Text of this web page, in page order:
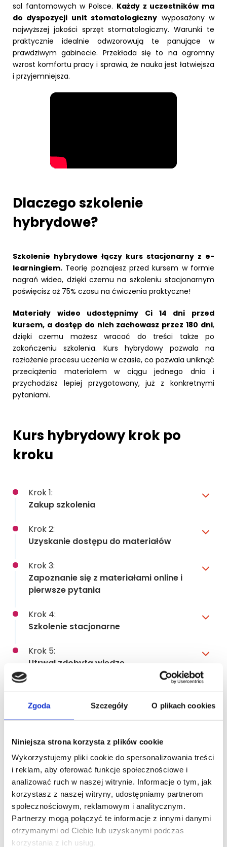
Zgoda Szczegóły O plikach cookies
Niniejsza strona korzysta z plików cookie
Wykorzystujemy pliki cookie do spersonalizowania treści
i reklam, aby oferować funkcje społecznościowe i
analizować ruch w naszej witrynie. Informacje o tym, jak
korzystasz z naszej witryny, udostępniamy partnerom
społecznościowym, reklamowym i analitycznym.
Partnerzy mogą połączyć te informacje z innymi danymi
otrzymanymi od Ciebie lub uzyskanymi podczas
korzystania z ich usług.
sal fantomowych w Polsce. Każdy z uczestników ma
do dyspozycji unit stomatologiczny wyposażony w
najwyższej jakości sprzęt stomatologiczny. Warunki te
praktycznie idealnie odwzorowują te panujące w
prawdziwym gabinecie. Przekłada się to na ogromny
wzrost komfortu pracy i sprawia, że nauka jest łatwiejsza
i przyjemniejsza.
Dlaczego szkolenie
hybrydowe?
Szkolenie hybrydowe łączy kurs stacjonarny z e-
learningiem. Teorię poznajesz przed kursem w formie
nagrań wideo, dzięki czemu na szkoleniu stacjonarnym
poświęcisz aż 75% czasu na ćwiczenia praktyczne!
Materiały wideo udostępnimy Ci 14 dni przed
kursem, a dostęp do nich zachowasz przez 180 dni,
dzięki czemu możesz wracać do treści także po
zakończeniu szkolenia. Kurs hybrydowy pozwala na
rozłożenie procesu uczenia w czasie, co pozwala uniknąć
przeciążenia materiałem w ciągu jednego dnia i
przychodzisz lepiej przygotowany, już z konkretnymi
pytaniami.
Kurs hybrydowy krok po
kroku
Krok 1:
Zakup szkolenia
Krok 2:
Uzyskanie dostępu do materiałów
Krok 3:
Zapoznanie się z materiałami online i
pierwsze pytania
Krok 4:
Szkolenie stacjonarne
Krok 5:
Utrwal zdobytą wiedzę
Program szkolenia
Dzień 1
Dzień 2 preparacja ze stopniem